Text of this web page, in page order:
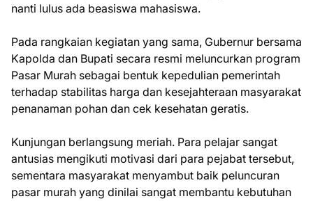
nanti lulus ada beasiswa mahasiswa.
Pada rangkaian kegiatan yang sama, Gubernur bersama
Kapolda dan Bupati secara resmi meluncurkan program
Pasar Murah sebagai bentuk kepedulian pemerintah
terhadap stabilitas harga dan kesejahteraan masyarakat
penanaman pohan dan cek kesehatan geratis.
Kunjungan berlangsung meriah. Para pelajar sangat
antusias mengikuti motivasi dari para pejabat tersebut,
sementara masyarakat menyambut baik peluncuran
pasar murah yang dinilai sangat membantu kebutuhan